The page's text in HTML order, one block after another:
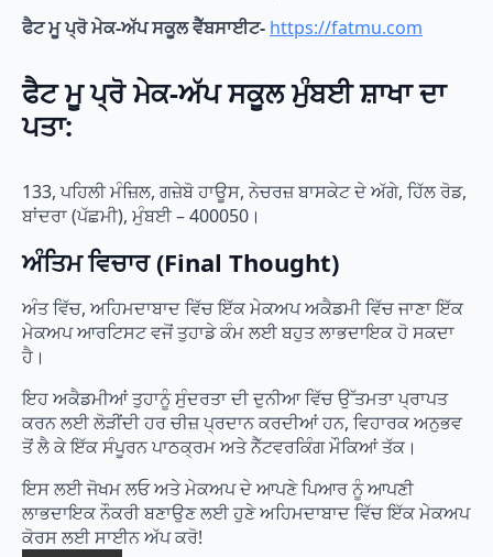
ਫੈਟ ਮੂ ਪ੍ਰੋ ਮੇਕ-ਅੱਪ ਸਕੂਲ ਵੈੱਬਸਾਈਟ- https://fatmu.com
ਫੈਟ ਮੂ ਪ੍ਰੋ ਮੇਕ-ਅੱਪ ਸਕੂਲ ਮੁੰਬਈ ਸ਼ਾਖਾ ਦਾ
ਪਤਾ:
133, ਪਹਿਲੀ ਮੰਜ਼ਿਲ, ਗਜ਼ੇਬੋ ਹਾਊਸ, ਨੇਚਰਜ਼ ਬਾਸਕੇਟ ਦੇ ਅੱਗੇ, ਹਿੱਲ ਰੋਡ,
ਬਾਂਦਰਾ (ਪੱਛਮੀ), ਮੁੰਬਈ – 400050।
ਅੰਤਿਮ ਵਿਚਾਰ (Final Thought)
ਅੰਤ ਵਿੱਚ, ਅਹਿਮਦਾਬਾਦ ਵਿੱਚ ਇੱਕ ਮੇਕਅਪ ਅਕੈਡਮੀ ਵਿੱਚ ਜਾਣਾ ਇੱਕ
ਮੇਕਅਪ ਆਰਟਿਸਟ ਵਜੋਂ ਤੁਹਾਡੇ ਕੰਮ ਲਈ ਬਹੁਤ ਲਾਭਦਾਇਕ ਹੋ ਸਕਦਾ
ਹੈ।
ਇਹ ਅਕੈਡਮੀਆਂ ਤੁਹਾਨੂੰ ਸੁੰਦਰਤਾ ਦੀ ਦੁਨੀਆ ਵਿੱਚ ਉੱਤਮਤਾ ਪ੍ਰਾਪਤ
ਕਰਨ ਲਈ ਲੋੜੀਂਦੀ ਹਰ ਚੀਜ਼ ਪ੍ਰਦਾਨ ਕਰਦੀਆਂ ਹਨ, ਵਿਹਾਰਕ ਅਨੁਭਵ
ਤੋਂ ਲੈ ਕੇ ਇੱਕ ਸੰਪੂਰਨ ਪਾਠਕ੍ਰਮ ਅਤੇ ਨੈੱਟਵਰਕਿੰਗ ਮੌਕਿਆਂ ਤੱਕ।
ਇਸ ਲਈ ਜੋਖਮ ਲਓ ਅਤੇ ਮੇਕਅਪ ਦੇ ਆਪਣੇ ਪਿਆਰ ਨੂੰ ਆਪਣੀ
ਲਾਭਦਾਇਕ ਨੌਕਰੀ ਬਣਾਉਣ ਲਈ ਹੁਣੇ ਅਹਿਮਦਾਬਾਦ ਵਿੱਚ ਇੱਕ ਮੇਕਅਪ
ਕੋਰਸ ਲਈ ਸਾਈਨ ਅੱਪ ਕਰੋ!